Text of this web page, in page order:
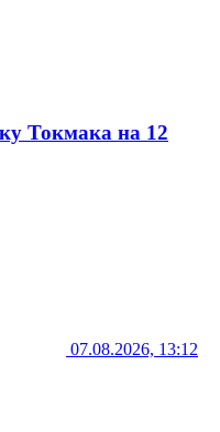
Токмака на 12
07.08.2026, 13:12